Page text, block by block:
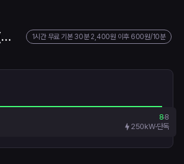
광명 - 광명역 (지상 3층) 1시간 무료기본 30분 2,400원 이후600원/10분
88
250kW단독